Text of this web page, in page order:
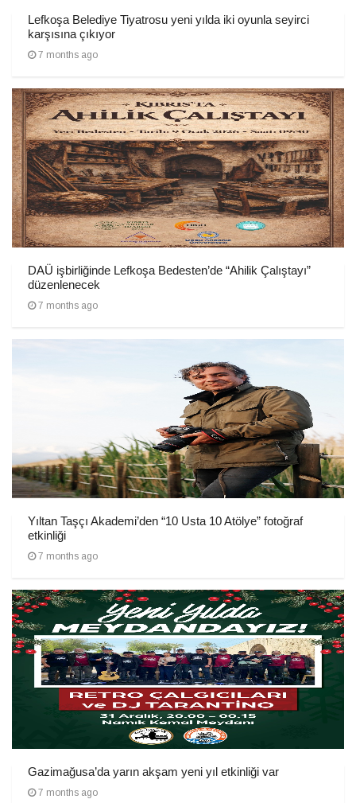
Lefkoşa Belediye Tiyatrosu yeni yılda iki oyunla seyirci
karşısına çıkıyor
7 months ago
DAÜ işbirliğinde Lefkoşa Bedesten’de “Ahilik Çalıştayı”
düzenlenecek
7 months ago
Yıltan Taşçı Akademi’den “10 Usta 10 Atölye” fotoğraf
etkinliği
7 months ago
Gazimağusa’da yarın akşam yeni yıl etkinliği var
7 months ago